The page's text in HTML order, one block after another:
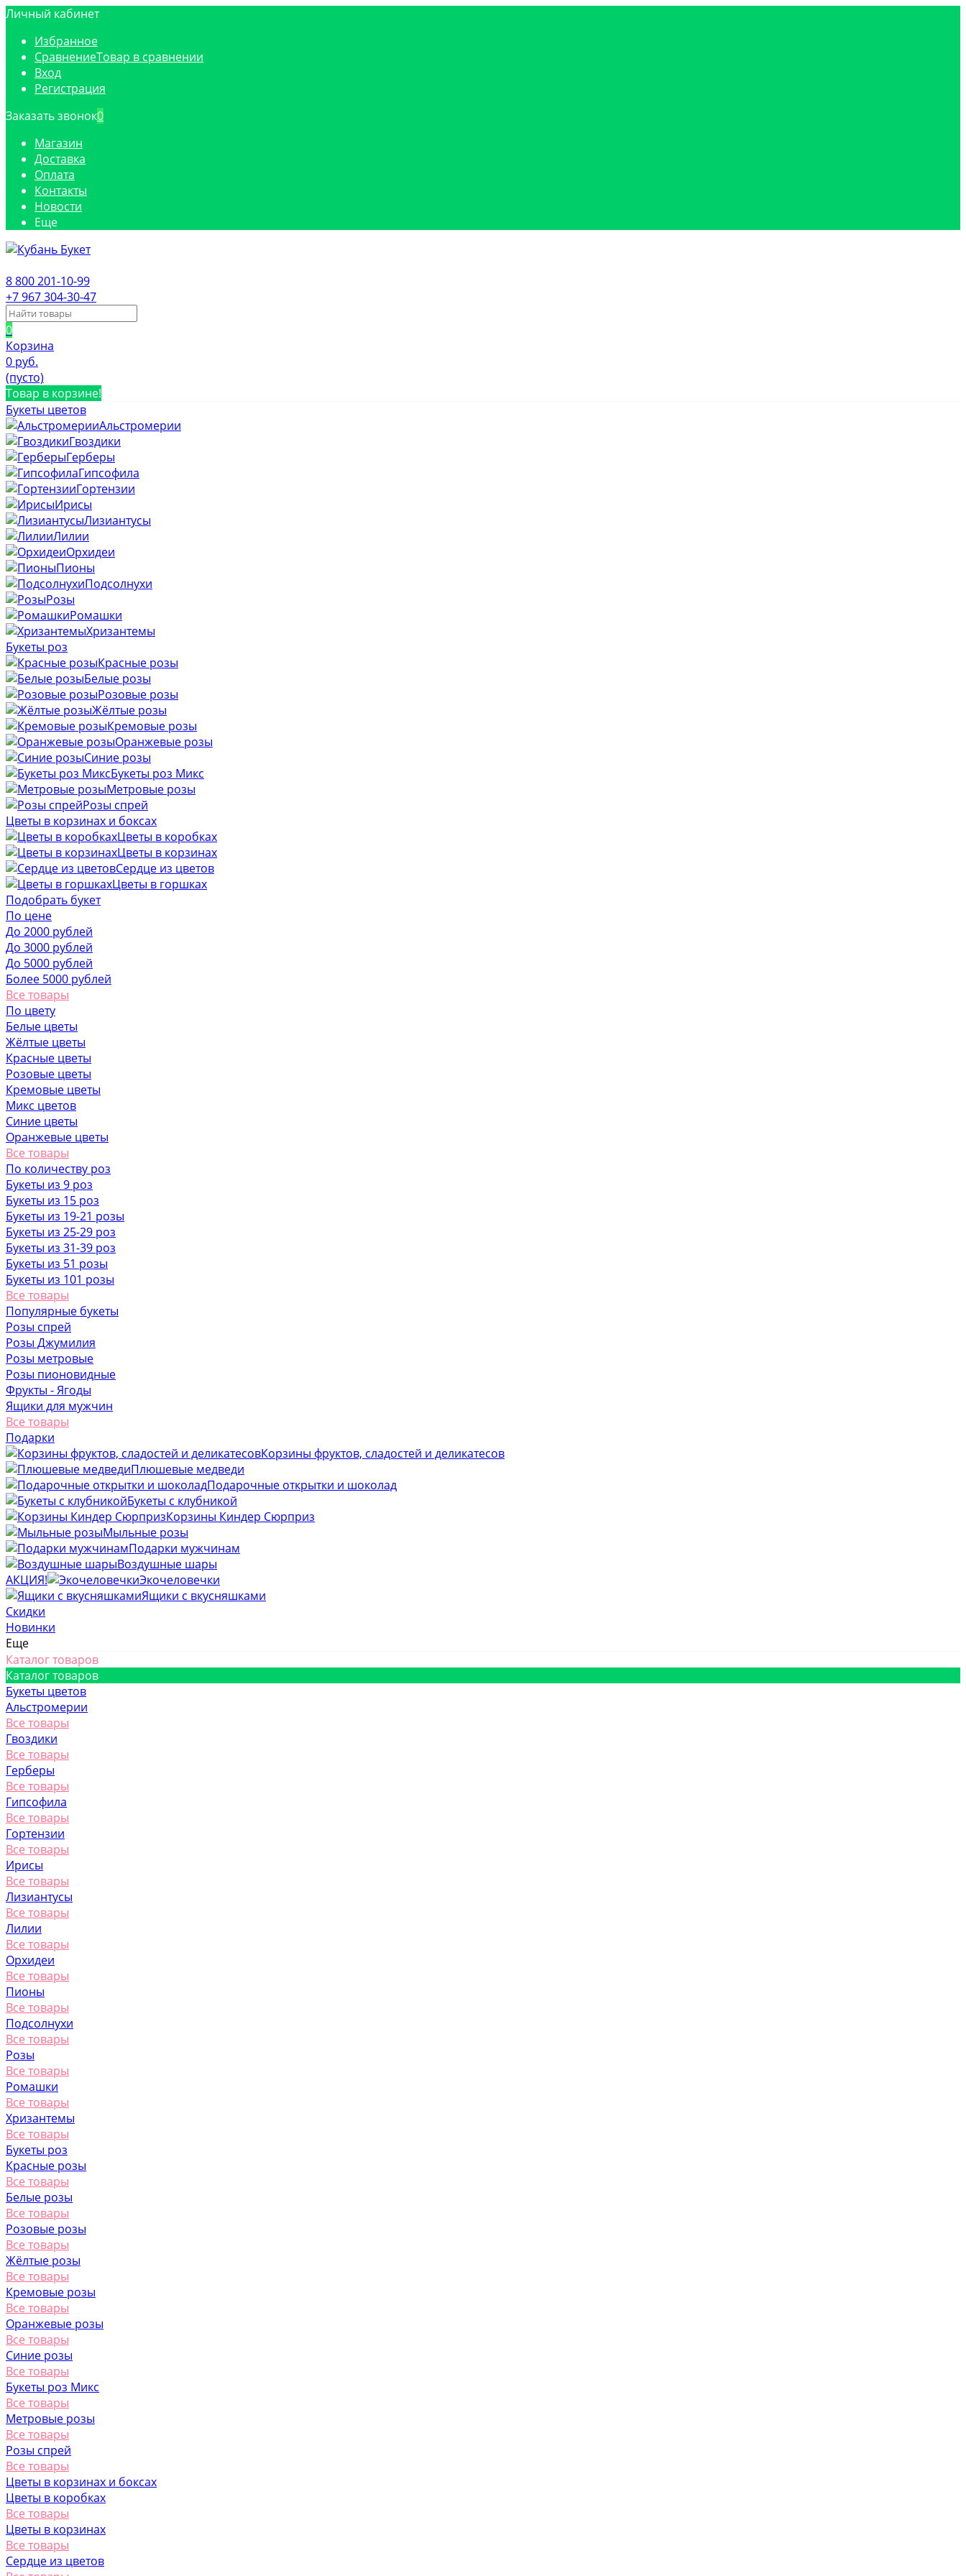
Личный кабинет
Избранное
СравнениеТовар в сравнении
Вход
Регистрация
Заказать звонок0
Магазин
Доставка
Оплата
Контакты
Новости
Еще
8 800 201-10-99
+7 967 304-30-47
0
Корзина
0 руб.
(пусто)
Товар в корзине!
Букеты цветов
Альстромерии
Гвоздики
Герберы
Гипсофила
Гортензии
Ирисы
Лизиантусы
Лилии
Орхидеи
Пионы
Подсолнухи
Розы
Ромашки
Хризантемы
Букеты роз
Красные розы
Белые розы
Розовые розы
Жёлтые розы
Кремовые розы
Оранжевые розы
Синие розы
Букеты роз Микс
Метровые розы
Розы спрей
Цветы в корзинах и боксах
Цветы в коробках
Цветы в корзинах
Сердце из цветов
Цветы в горшках
Подобрать букет
По цене
До 2000 рублей
До 3000 рублей
До 5000 рублей
Более 5000 рублей
Все товары
По цвету
Белые цветы
Жёлтые цветы
Красные цветы
Розовые цветы
Кремовые цветы
Микс цветов
Синие цветы
Оранжевые цветы
Все товары
По количеству роз
Букеты из 9 роз
Букеты из 15 роз
Букеты из 19-21 розы
Букеты из 25-29 роз
Букеты из 31-39 роз
Букеты из 51 розы
Букеты из 101 розы
Все товары
Популярные букеты
Розы спрей
Розы Джумилия
Розы метровые
Розы пионовидные
Фрукты - Ягоды
Ящики для мужчин
Все товары
Подарки
Корзины фруктов, сладостей и деликатесов
Плюшевые медведи
Подарочные открытки и шоколад
Букеты с клубникой
Корзины Киндер Сюрприз
Мыльные розы
Подарки мужчинам
Воздушные шары
АКЦИЯ!
Экочеловечки
Ящики с вкусняшками
Скидки
Новинки
Еще
Каталог товаров
Каталог товаров
Букеты цветов
Альстромерии
Все товары
Гвоздики
Все товары
Герберы
Все товары
Гипсофила
Все товары
Гортензии
Все товары
Ирисы
Все товары
Лизиантусы
Все товары
Лилии
Все товары
Орхидеи
Все товары
Пионы
Все товары
Подсолнухи
Все товары
Розы
Все товары
Ромашки
Все товары
Хризантемы
Все товары
Букеты роз
Красные розы
Все товары
Белые розы
Все товары
Розовые розы
Все товары
Жёлтые розы
Все товары
Кремовые розы
Все товары
Оранжевые розы
Все товары
Синие розы
Все товары
Букеты роз Микс
Все товары
Метровые розы
Все товары
Розы спрей
Все товары
Цветы в корзинах и боксах
Цветы в коробках
Все товары
Цветы в корзинах
Все товары
Сердце из цветов